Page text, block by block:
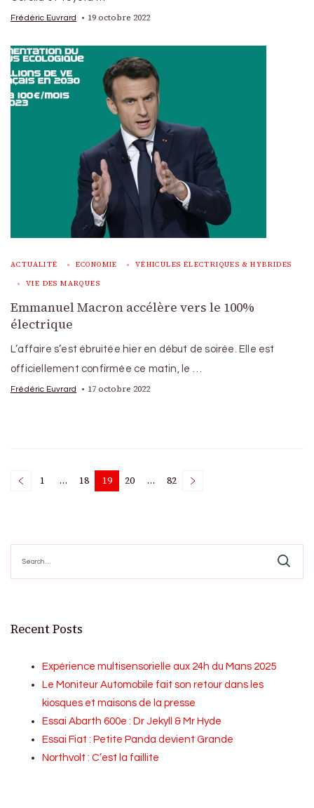
Frédéric Euvrard 19 octobre 2022
ACTUALITÉ ECONOMIE VÉHICULES ÉLECTRIQUES & HYBRIDES
VIE DES MARQUES
Emmanuel Macron accélère vers le 100%
électrique
L’affaire s’est ébruitée hier en début de soirée. Elle est
officiellement confirmée ce matin, le …
Frédéric Euvrard 17 octobre 2022
Posts
Page
1 … Page
18 Page
19 Page
20 … Page
82
for:
Recent Posts
Expérience multisensorielle aux 24h du Mans 2025
Le Moniteur Automobile fait son retour dans les
kiosques et maisons de la presse
Essai Abarth 600e : Dr Jekyll & Mr Hyde
Essai Fiat : Petite Panda devient Grande
Northvolt : C’est la faillite